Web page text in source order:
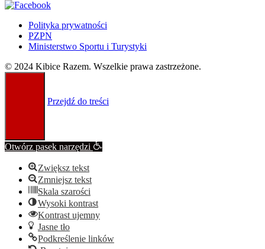
Polityka prywatności
PZPN
Ministerstwo Sportu i Turystyki
© 2024 Kibice Razem. Wszelkie prawa zastrzeżone.
Przejdź do treści
Otwórz pasek narzędzi
Zwiększ tekst
Zmniejsz tekst
Skala szarości
Wysoki kontrast
Kontrast ujemny
Jasne tło
Podkreślenie linków